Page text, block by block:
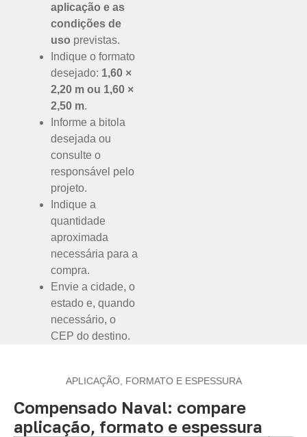
aplicação e as
condições de
uso previstas.
Indique o formato
desejado: 1,60 ×
2,20 m ou 1,60 ×
2,50 m.
Informe a bitola
desejada ou
consulte o
responsável pelo
projeto.
Indique a
quantidade
aproximada
necessária para a
compra.
Envie a cidade, o
estado e, quando
necessário, o
CEP do destino.
APLICAÇÃO, FORMATO E ESPESSURA
Compensado Naval: compare
aplicação, formato e espessura